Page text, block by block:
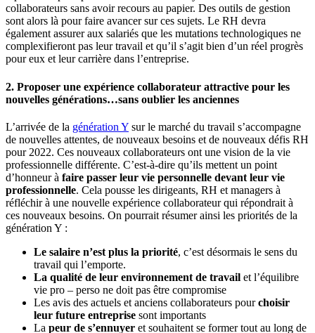
collaborateurs sans avoir recours au papier. Des outils de gestion
sont alors là pour faire avancer sur ces sujets. Le RH devra
également assurer aux salariés que les mutations technologiques ne
complexifieront pas leur travail et qu’il s’agit bien d’un réel progrès
pour eux et leur carrière dans l’entreprise.
2. Proposer une expérience collaborateur attractive pour les
nouvelles générations…sans oublier les anciennes
L’arrivée de la génération Y sur le marché du travail s’accompagne
de nouvelles attentes, de nouveaux besoins et de nouveaux défis RH
pour 2022. Ces nouveaux collaborateurs ont une vision de la vie
professionnelle différente. C’est-à-dire qu’ils mettent un point
d’honneur à faire passer leur vie personnelle devant leur vie
professionnelle. Cela pousse les dirigeants, RH et managers à
réfléchir à une nouvelle expérience collaborateur qui répondrait à
ces nouveaux besoins. On pourrait résumer ainsi les priorités de la
génération Y :
Le salaire n’est plus la priorité, c’est désormais le sens du
travail qui l’emporte.
La qualité de leur environnement de travail et l’équilibre
vie pro – perso ne doit pas être compromise
Les avis des actuels et anciens collaborateurs pourchoisir
leur future entreprise sont importants
La peur de s’ennuyer et souhaitent se former tout au long de